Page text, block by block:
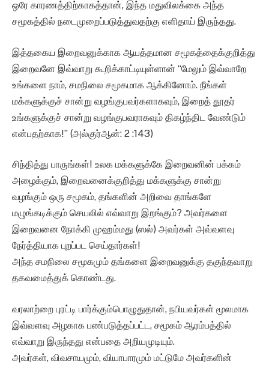
ஒரே காரணத்திற்காகத்தான், இந்த மதுவிலக்கை அந்த
சமூகத்தில் நடைமுறைப்படுத்துவதற்கு எளிதாய் இருந்தது.
இத்தகைய இறைவனுக்காக ஆயத்தமான சமூகத்தைக்குறித்து
இறைவனே இவ்வாறு கூறிக்காட்டியுள்ளான் “மேலும் இவ்வாறே
உங்களை நாம், சமநிலை சமூகமாக ஆக்கினோம். நீங்கள்
மக்களுக்குச் சான்று வழங்குபவர்களாகவும், இறைத் தூதர்
உங்களுக்குச் சான்று வழங்குபவராகவும் திகழ்ந்திட வேண்டும்
என்பதற்காக!” (அல்குர்ஆன்: 2 :143)
சிந்தித்து பாருங்கள்! உலக மக்களுக்கே இறைவனின் பக்கம்
அழைக்கும், இறைவனைக்குறித்து மக்களுக்கு சான்று
வழங்கும் ஒரு சமூகம், தங்களின் அறிவை தாங்களே
மழுங்கடிக்கும் செயலில் எவ்வாறு இறங்கும்? அவர்களை
இறைவனை நோக்கி முஹம்மது (ஸல்) அவர்கள் அவ்வளவு
நேர்த்தியாக புறப்பட செய்தார்கள்!
அந்த சமநிலை சமூகமும் தங்களை இறைவனுக்கு தகுந்தவாறு
தகவமைத்துக் கொண்டது.
வரலாற்றை புரட்டி பார்க்கும்பொழுதுதான், நபியவர்கள் மூலமாக
இவ்வளவு அழகாக பண்படுத்தப்பட்ட, சமூகம் ஆரம்பத்தில்
எவ்வாறு இருந்தது என்பதை அறியமுடியும்.
அவர்கள், விவசாயமும், வியாபாரமும் மட்டுமே அவர்களின்